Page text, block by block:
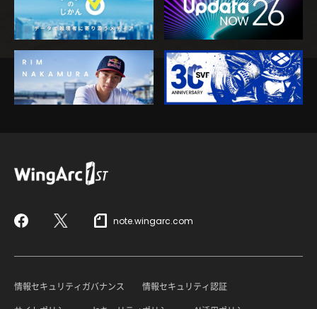
FacebookX note.wingarc.com
情報セキュリティガバナンス
情報セキュリティ認証